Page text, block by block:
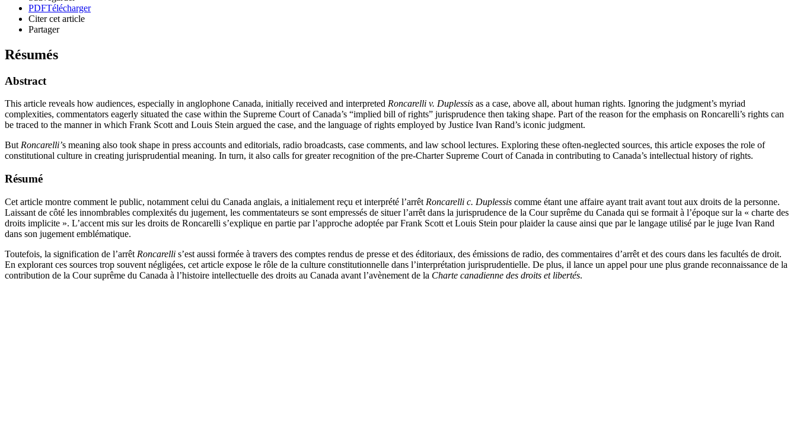
PDFTélécharger
Citer cet article
Partager
Résumés
Abstract
This article reveals how audiences, especially in anglophone Canada, initially received and interpreted Roncarelli v. Duplessis as a case, above all, about human rights. Ignoring the judgment’s myriad
complexities, commentators eagerly situated the case within the Supreme Court of Canada’s “implied bill of rights” jurisprudence then taking shape. Part of the reason for the emphasis on Roncarelli’s rights can
be traced to the manner in which Frank Scott and Louis Stein argued the case, and the language of rights employed by Justice Ivan Rand’s iconic judgment.
But Roncarelli’s meaning also took shape in press accounts and editorials, radio broadcasts, case comments, and law school lectures. Exploring these often-neglected sources, this article exposes the role of
constitutional culture in creating jurisprudential meaning. In turn, it also calls for greater recognition of the pre-Charter Supreme Court of Canada in contributing to Canada’s intellectual history of rights.
Résumé
Cet article montre comment le public, notamment celui du Canada anglais, a initialement reçu et interprété l’arrêt Roncarelli c. Duplessis comme étant une affaire ayant trait avant tout aux droits de la personne.
Laissant de côté les innombrables complexités du jugement, les commentateurs se sont empressés de situer l’arrêt dans la jurisprudence de la Cour suprême du Canada qui se formait à l’époque sur la « charte des
droits implicite ». L’accent mis sur les droits de Roncarelli s’explique en partie par l’approche adoptée par Frank Scott et Louis Stein pour plaider la cause ainsi que par le langage utilisé par le juge Ivan Rand
dans son jugement emblématique.
Toutefois, la signification de l’arrêt Roncarelli s’est aussi formée à travers des comptes rendus de presse et des éditoriaux, des émissions de radio, des commentaires d’arrêt et des cours dans les facultés de droit.
En explorant ces sources trop souvent négligées, cet article expose le rôle de la culture constitutionnelle dans l’interprétation jurisprudentielle. De plus, il lance un appel pour une plus grande reconnaissance de la
contribution de la Cour suprême du Canada à l’histoire intellectuelle des droits au Canada avant l’avènement de la Charte canadienne des droits et libertés.